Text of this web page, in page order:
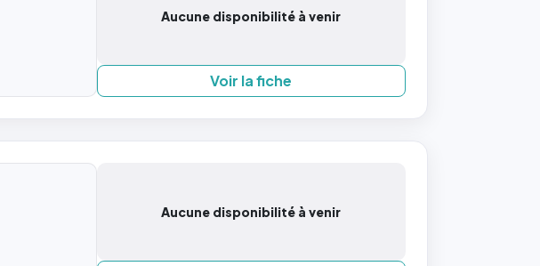
Aucune disponibilité à venir
Voir la fiche
Aucune disponibilité à venir